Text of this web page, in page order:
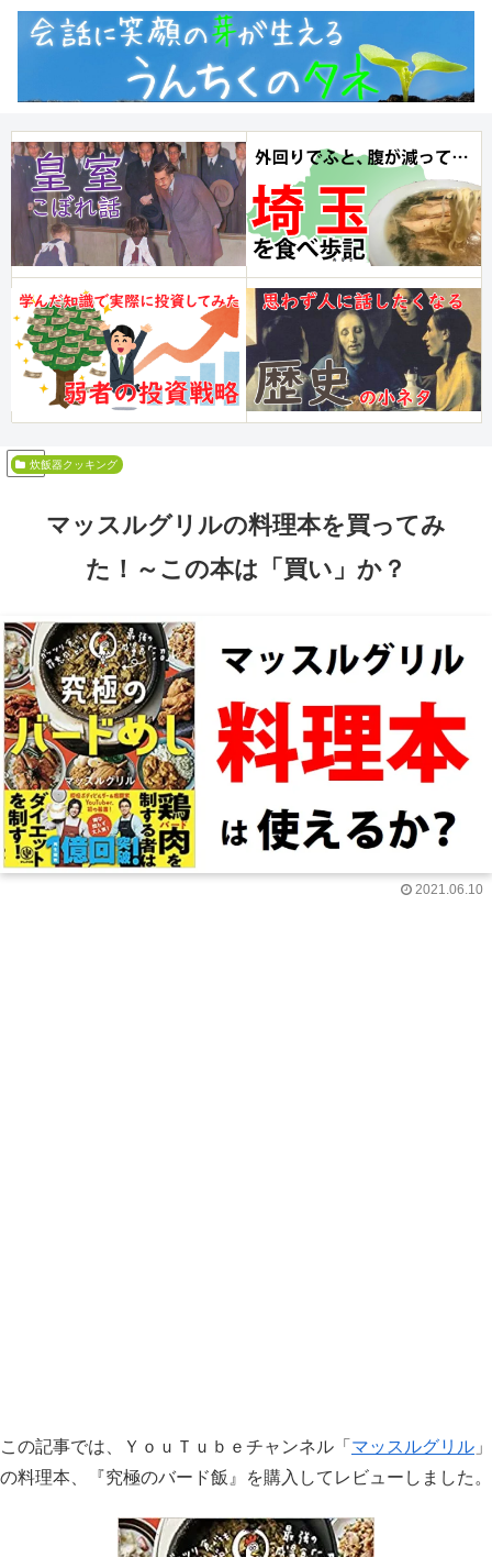
PR
マッスルグリルの料理本を買ってみ
た！～この本は「買い」か？
2021.06.10
この記事では、ＹｏｕＴｕｂｅチャンネル「 マッスルグリル 」
の料理本、『究極のバード飯』を購入してレビューしました。
ダイエット
炊飯器クッキング